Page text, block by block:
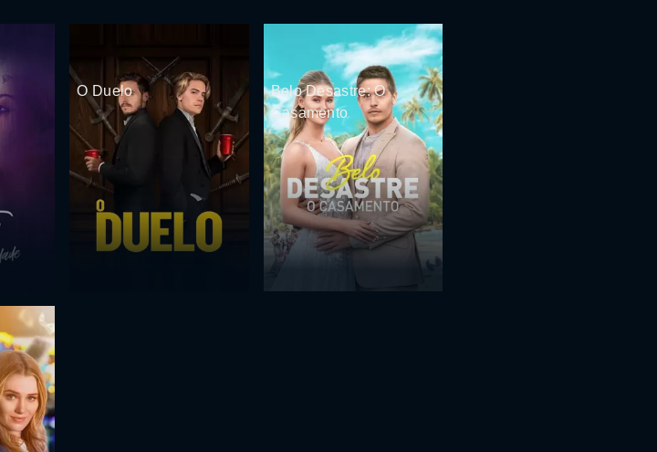
O Duelo
Belo Desastre: O
Casamento